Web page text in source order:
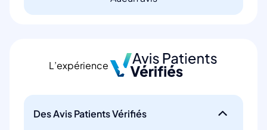
L’expérience
Des Avis Patients Vérifiés